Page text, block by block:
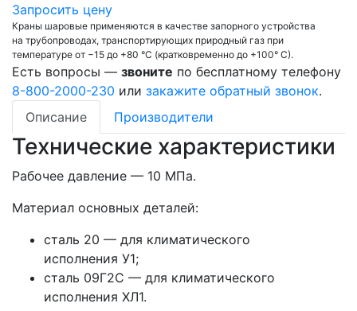
Запросить цену
Краны шаровые применяются в качестве запорного устройства
на трубопроводах, транспортирующих природный газ при
температуре от −15 до +80 °С (кратковременно до +100° С).
Есть вопросы — звоните по бесплатному телефону
8-800-2000-230 или закажите обратный звонок.
Описание
Производители
Технические характеристики
Рабочее давление — 10 МПа.
Материал основных деталей:
сталь 20 — для климатического
исполнения У1;
сталь 09Г2С — для климатического
исполнения ХЛ1.